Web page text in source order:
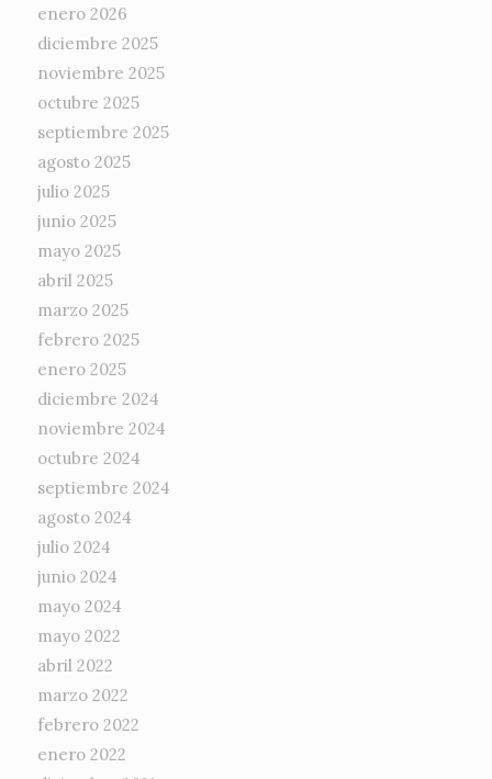
enero 2026
diciembre 2025
noviembre 2025
octubre 2025
septiembre 2025
agosto 2025
julio 2025
junio 2025
mayo 2025
abril 2025
marzo 2025
febrero 2025
enero 2025
diciembre 2024
noviembre 2024
octubre 2024
septiembre 2024
agosto 2024
julio 2024
junio 2024
mayo 2024
mayo 2022
abril 2022
marzo 2022
febrero 2022
enero 2022